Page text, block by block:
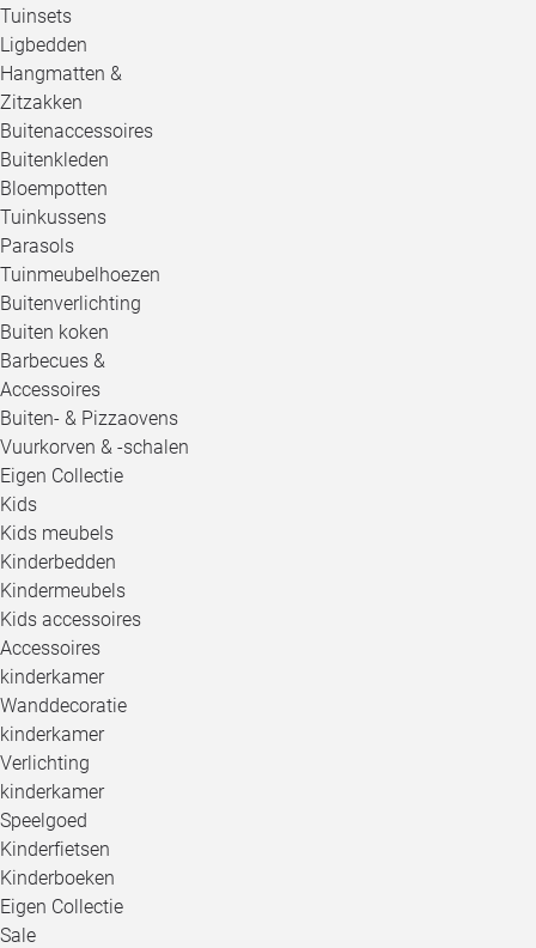
Tuinsets
Ligbedden
Hangmatten &
Zitzakken
Buitenaccessoires
Buitenkleden
Bloempotten
Tuinkussens
Parasols
Tuinmeubelhoezen
Buitenverlichting
Buiten koken
Barbecues &
Accessoires
Buiten- & Pizzaovens
Vuurkorven & -schalen
Eigen Collectie
Kids
Kids meubels
Kinderbedden
Kindermeubels
Kids accessoires
Accessoires
kinderkamer
Wanddecoratie
kinderkamer
Verlichting
kinderkamer
Speelgoed
Kinderfietsen
Kinderboeken
Eigen Collectie
Sale